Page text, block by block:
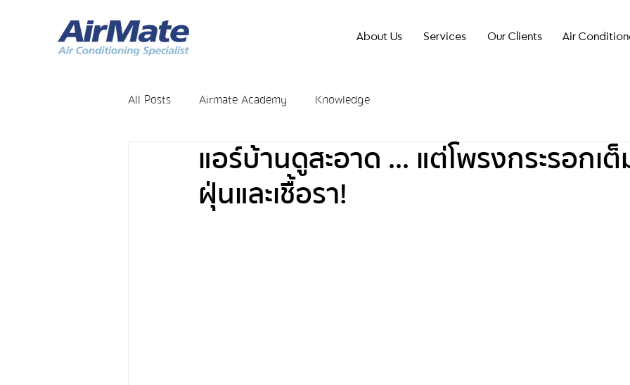
About Us Services Our Clients Air
All Posts Airmate Academy Knowledge
แอร์บ้านดูสะอาด ... แต่โพรงกระรอกเ
ฝุ่นและเชื้อรา!